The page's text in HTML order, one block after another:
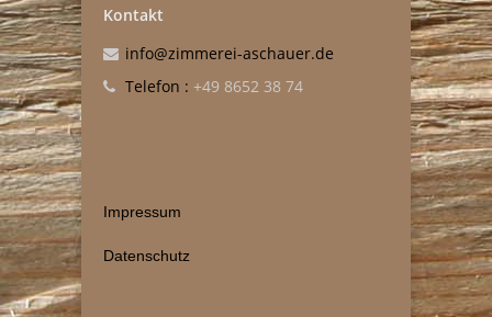
Kontakt
info@zimmerei-aschauer.de
Telefon : +49 8652 38 74
Impressum
Datenschutz